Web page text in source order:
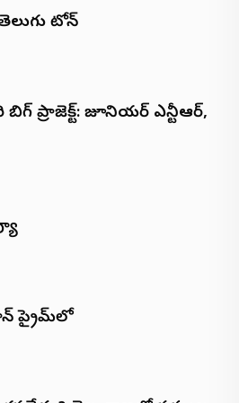
టోన్
ప్రాజెక్ట్: జూనియర్ ఎన్టీఆర్,
ప్రైమ్‌లో